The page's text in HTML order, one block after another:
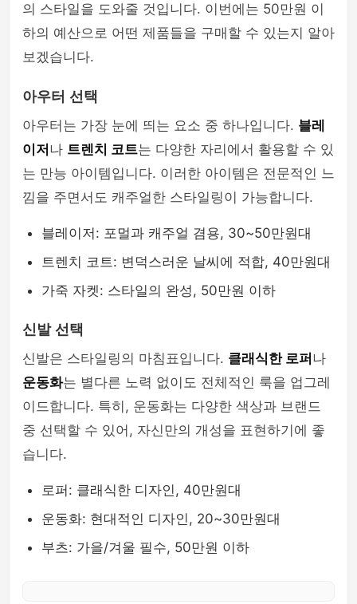
의 스타일을 도와줄 것입니다. 이번에는 50만원 이
하의 예산으로 어떤 제품들을 구매할 수 있는지 알아
보겠습니다.
아우터 선택
아우터는 가장 눈에 띄는 요소 중 하나입니다. 블레
이저 나 트렌치 코트는 다양한 자리에서 활용할 수 있
는 만능 아이템입니다. 이러한 아이템은 전문적인 느
낌을 주면서도 캐주얼한 스타일링이 가능합니다.
블레이저: 포멀과 캐주얼 겸용, 30~50만원대
트렌치 코트: 변덕스러운 날씨에 적합, 40만원대
가죽 자켓: 스타일의 완성, 50만원 이하
신발 선택
신발은 스타일링의 마침표입니다. 클래식한 로퍼 나
운동화는 별다른 노력 없이도 전체적인 룩을 업그레
이드합니다. 특히, 운동화는 다양한 색상과 브랜드
중 선택할 수 있어, 자신만의 개성을 표현하기에 좋
습니다.
로퍼: 클래식한 디자인, 40만원대
운동화: 현대적인 디자인, 20~30만원대
부츠: 가을/겨울 필수, 50만원 이하